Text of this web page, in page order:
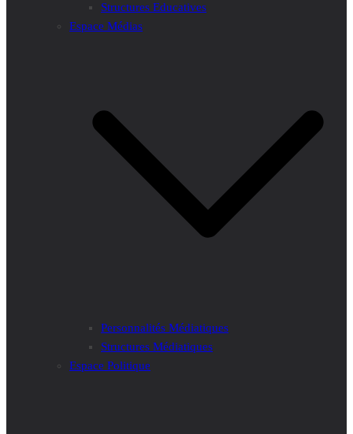
Structures Educatives
Espace Médias
Personnalités Médiatiques
Structures Médiatiques
Espace Politique